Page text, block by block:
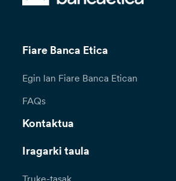
Fiare Banca Etica
Egin lan Fiare Banca Etican
FAQs
Kontaktua
Iragarki taula
Truke-tasak